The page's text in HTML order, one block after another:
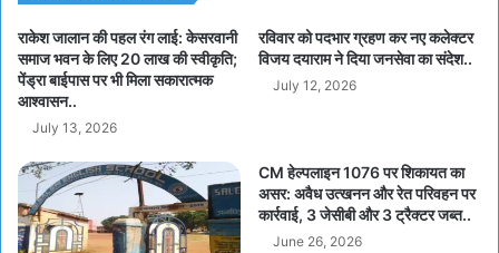
राकेश जालान की पहल रंग लाई: केसरवानी
समाज भवन के लिए 20 लाख की स्वीकृति;
पेंड्रा बाईपास पर भी मिला सकारात्मक
आश्वासन..
July 13, 2026
रविवार को पदभार ग्रहण कर नए कलेक्टर
विजय दयाराम ने दिया जनसेवा का संदेश..
July 12, 2026
CM हेल्पलाइन 1076 पर शिकायत का
असर: अवैध उत्खनन और रेत परिवहन पर
कार्रवाई, 3 जेसीबी और 3 ट्रैक्टर जब्त..
June 26, 2026